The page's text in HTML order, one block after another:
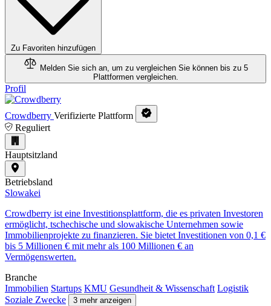
Zu Favoriten hinzufügen
Melden Sie sich an, um zu vergleichen Sie können bis zu 5
Plattformen vergleichen.
Profil
Crowdberry Verifizierte Plattform
Reguliert
Hauptsitzland
Betriebsland
Slowakei
Crowdberry ist eine Investitionsplattform, die es privaten Investoren
ermöglicht, tschechische und slowakische Unternehmen sowie
Immobilienprojekte zu finanzieren. Sie bietet Investitionen von 0,1 €
bis 5 Millionen € mit mehr als 100 Millionen € an
Vermögenswerten.
Branche
Immobilien Startups KMU Gesundheit & Wissenschaft Logistik
Soziale Zwecke
3 mehr anzeigen